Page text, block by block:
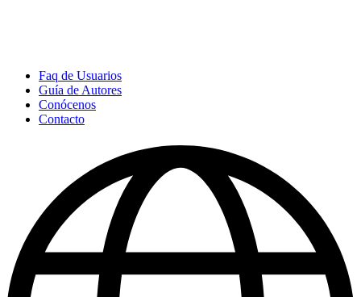
Faq de Usuarios
Guía de Autores
Conócenos
Contacto